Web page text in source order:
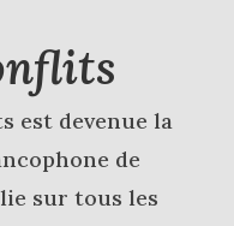
est devenue la
de
sur tous les